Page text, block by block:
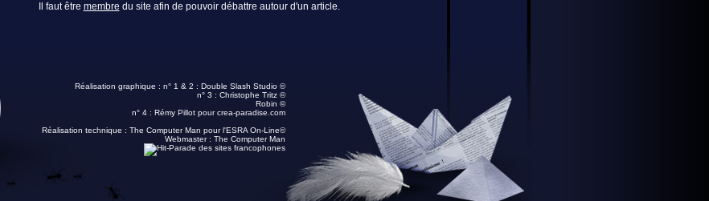
Il faut être membre du site afin de pouvoir débattre autour d'un article.
Réalisation graphique : n° 1 & 2 : Double Slash Studio ©
n° 3 : Christophe Tritz ©
Robin ©
n° 4 : Rémy Pillot pour crea-paradise.com
Réalisation technique : The Computer Man pour l'ESRA On-Line©
Webmaster : The Computer Man